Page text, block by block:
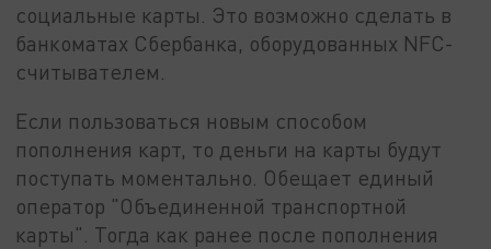
социальные карты. Это возможно сделать в
банкоматах Сбербанка, оборудованных NFC-
считывателем.
Если пользоваться новым способом
пополнения карт, то деньги на карты будут
поступать моментально. Обещает единый
оператор "Объединенной транспортной
карты". Тогда как ранее после пополнения